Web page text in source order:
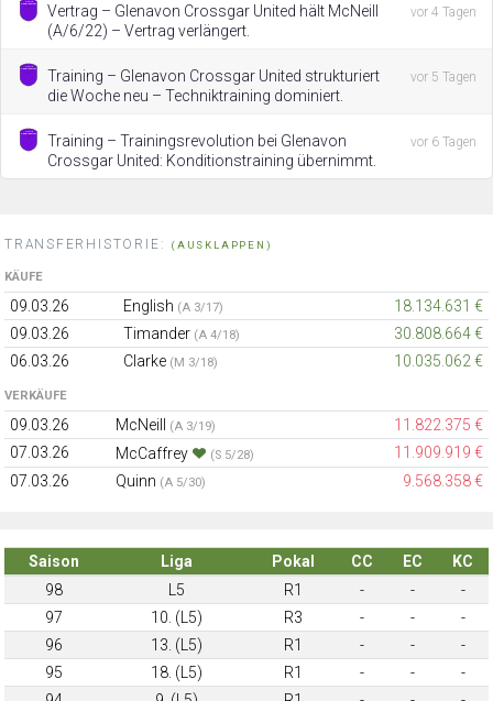
Vertrag – Glenavon Crossgar United hält McNeill
(A/6/22) – Vertrag verlängert.
vor 4 Tagen
Training – Glenavon Crossgar United strukturiert
die Woche neu – Techniktraining dominiert.
vor 5 Tagen
Training – Trainingsrevolution bei Glenavon
Crossgar United: Konditionstraining übernimmt.
vor 6 Tagen
TRANSFERHISTORIE: (AUSKLAPPEN)
KÄUFE
09.03.26 English (A 3/17)
18.134.631 €
09.03.26
Timander (A 4/18)
30.808.664 €
06.03.26
Clarke (M 3/18) 10.035.062 €
VERKÄUFE
09.03.26 McNeill (A 3/19)
11.822.375 €
07.03.26
McCaffrey (S 5/28)
11.909.919 €
07.03.26
Quinn (A 5/30) 9.568.358 €
Saison Liga Pokal CC EC
KC
98
L5 R1 - -
-
97
10. (L5) R3 - -
-
96
13. (L5) R1 - -
-
95
18. (L5) R1 - -
-